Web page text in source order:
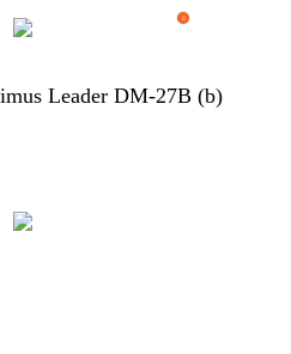
0
Leader DM-27B (b)